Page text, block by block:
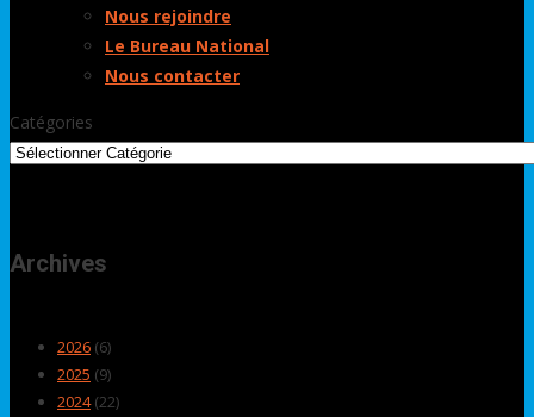
Nous rejoindre
Le Bureau National
Nous contacter
Catégories
Archives
2026 (6)
2025 (9)
2024(22)